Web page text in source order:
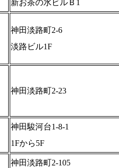
新お茶の水ビルＢ1
神田淡路町2-6
淡路ビル1F
神田淡路町2-23
神田駿河台1-8-1
1Fから5F
神田淡路町2-105